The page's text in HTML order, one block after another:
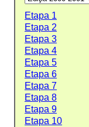
Etapa 1
Etapa 2
Etapa 3
Etapa 4
Etapa 5
Etapa 6
Etapa 7
Etapa 8
Etapa 9
Etapa 10